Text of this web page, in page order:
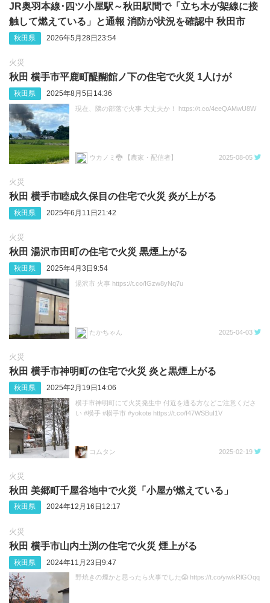
JR奥羽本線･四ツ小屋駅～秋田駅間で「立ち木が架線に接
触して燃えている」と通報 消防が状況を確認中 秋田市
秋田県 2026年5月28日23:54
火災
秋田 横手市平鹿町醍醐館ノ下の住宅で火災 1人けが
秋田県 2025年8月5日14:36
現在、隣の部落で火事 大丈夫か！ https://t.co/4eeQAMwU8W
ウカノミ🐉 【農家・配信者】 2025-08-05
火災
秋田 横手市睦成久保目の住宅で火災 炎が上がる
秋田県 2025年6月11日21:42
火災
秋田 湯沢市田町の住宅で火災 黒煙上がる
秋田県 2025年4月3日9:54
湯沢市 火事 https://t.co/IGzw8yNq7u
たかちゃん 2025-04-03
火災
秋田 横手市神明町の住宅で火災 炎と黒煙上がる
秋田県 2025年2月19日14:06
横手市神明町にて火災発生中 付近を通る方などご注意くださ
い #横手 #横手市 #yokote https://t.co/f47WSBuI1V
コムタン 2025-02-19
火災
秋田 美郷町千屋谷地中で火災「小屋が燃えている」
秋田県 2024年12月16日12:17
火災
秋田 横手市山内土渕の住宅で火災 煙上がる
秋田県 2024年11月23日9:47
野焼きの煙かと思ったら火事でした😱 https://t.co/yiwkRlGOqq